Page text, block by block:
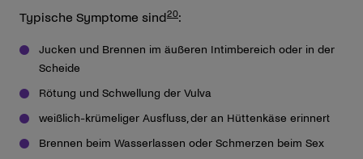
Typische Symptome sind 20:
Jucken und Brennen im äußeren Intimbereich oder in der
Scheide
Rötung und Schwellung der Vulva
weißlich-krümeliger Ausfluss, der an Hüttenkäse erinnert
Brennen beim Wasserlassen oder Schmerzen beim Sex